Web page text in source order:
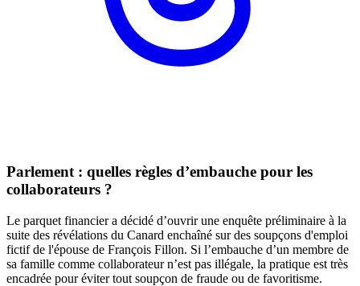
Parlement : quelles règles d’embauche pour les
collaborateurs ?
Le parquet financier a décidé d’ouvrir une enquête préliminaire à la
suite des révélations du Canard enchaîné sur des soupçons d'emploi
fictif de l'épouse de François Fillon. Si l’embauche d’un membre de
sa famille comme collaborateur n’est pas illégale, la pratique est très
encadrée pour éviter tout soupçon de fraude ou de favoritisme.